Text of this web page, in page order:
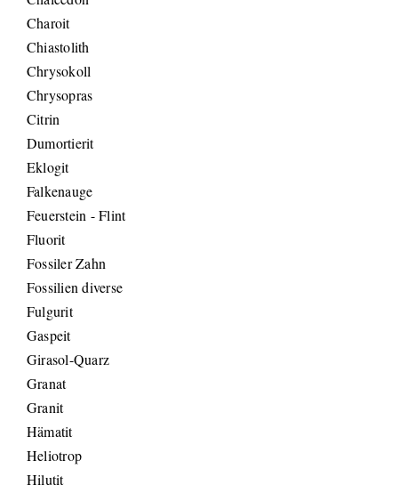
Charoit
Chiastolith
Chrysokoll
Chrysopras
Citrin
Dumortierit
Eklogit
Falkenauge
Feuerstein - Flint
Fluorit
Fossiler Zahn
Fossilien diverse
Fulgurit
Gaspeit
Girasol-Quarz
Granat
Granit
Hämatit
Heliotrop
Hilutit